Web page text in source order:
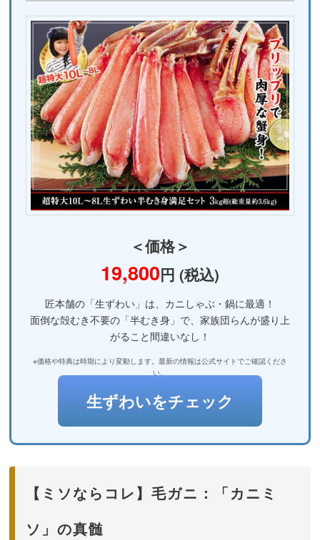
＜価格＞
19,800円 (税込)
匠本舗の「生ずわい」は、カニしゃぶ・鍋に最適！
面倒な殻むき不要の「半むき身」で、家族団らんが盛り上
がること間違いなし！
※価格や特典は時期により変動します。最新の情報は公式サイトでご確認くださ
い。
生ずわいをチェック
【ミソならコレ】毛ガニ：「カニミ
ソ」の真髄